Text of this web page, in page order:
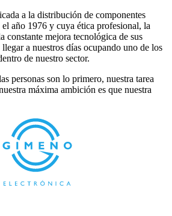
a la distribución de componentes
año 1976 y cuya ética profesional, la
constante mejora tecnológica de sus
a nuestros días ocupando uno de los
de nuestro sector.
personas son lo primero, nuestra tarea
máxima ambición es que nuestra